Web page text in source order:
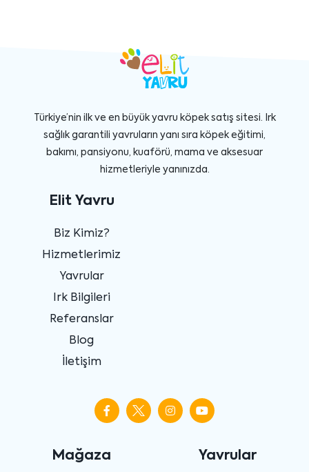
Türkiye’nin ilk ve en büyük yavru köpek satış sitesi. Irk
sağlık garantili yavruların yanı sıra köpek eğitimi,
bakımı, pansiyonu, kuaförü, mama ve aksesuar
hizmetleriyle yanınızda.
Elit Yavru
Biz Kimiz?
Hizmetlerimiz
Yavrular
Irk Bilgileri
Referanslar
Blog
İletişim
Mağaza Yavrular